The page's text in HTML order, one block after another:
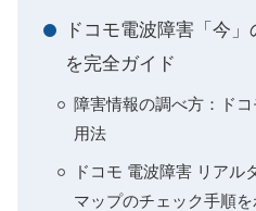
ドコモ電波障害「今
を完全ガイド
障害情報の調べ方：ド
用法
ドコモ 電波障害 リアル
マップのチェック手順を